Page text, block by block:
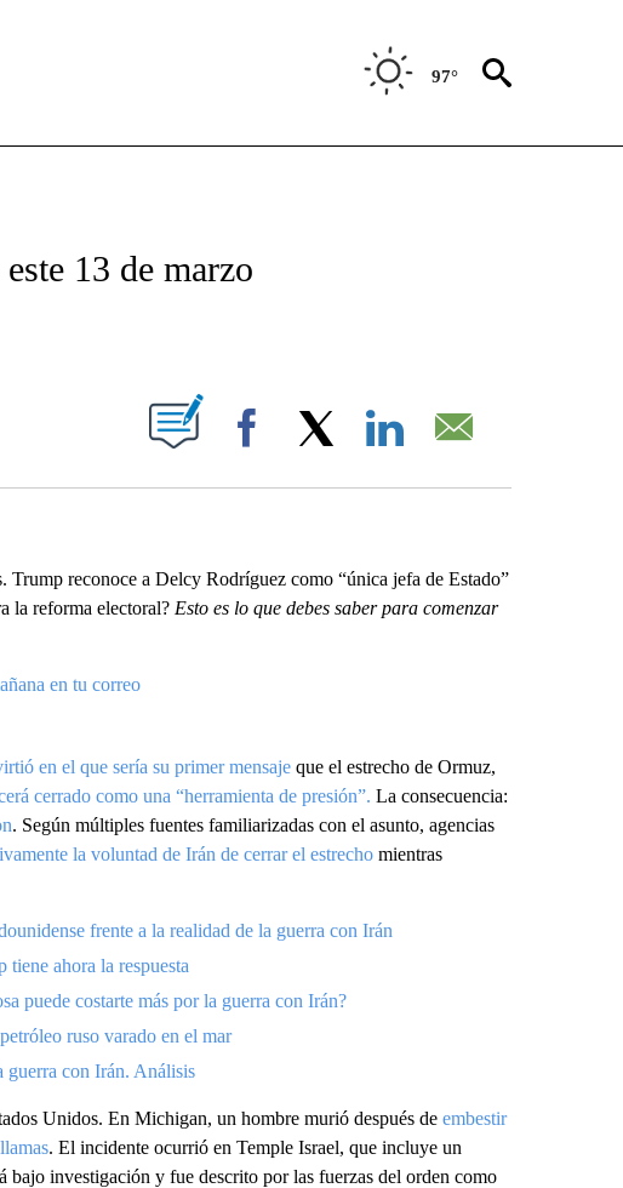
97°
NOTIFICATIONS ABOUT NEW PAGES ON "CNN - SPANISH".
13 de marzo
ABOUT NEW PAGES ON "".
Facebook
Trump reconoce a Delcy Rodríguez como “única jefa de Estado”
la reforma electoral? Esto es lo que debes saber para comenzar
en tu correo
en el que sería su primer mensajeque el estrecho de Ormuz,
cerrado como una “herramienta de presión”. La consecuencia:
. Según múltiples fuentes familiarizadas con el asunto, agencias
la voluntad de Irán de cerrar el estrechomientras
frente a la realidad de la guerra con Irán
ahora la respuesta
puede costarte más por la guerra con Irán?
ruso varado en el mar
guerra con Irán. Análisis
Unidos. En Michigan, un hombre murió después de embestir
. El incidente ocurrió en Temple Israel, que incluye un
bajo investigación y fue descrito por las fuerzas del orden como